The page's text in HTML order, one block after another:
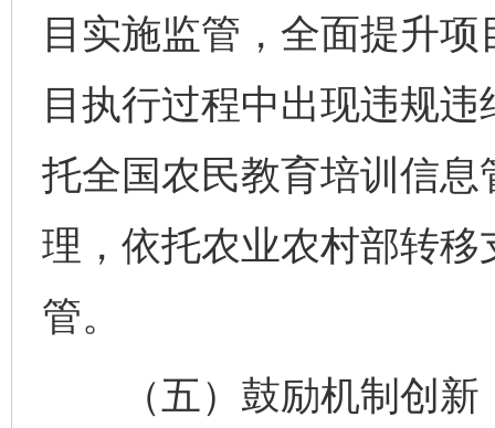
目实施监管，全面提升
目执行过程中出现违规
托全国农民教育培训信
理，依托农业农村部转
管。
（五）鼓励机制创新